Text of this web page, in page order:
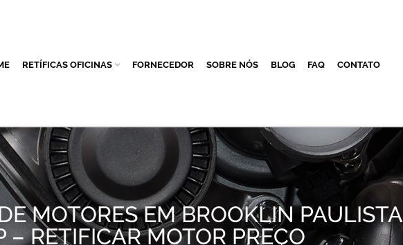
RETÍFICAS OFICINAS FORNECEDOR SOBRE NÓS BLOG FAQ CONTATO
MOTORES EM BROOKLIN PAULISTA
– RETIFICAR MOTOR PREÇO